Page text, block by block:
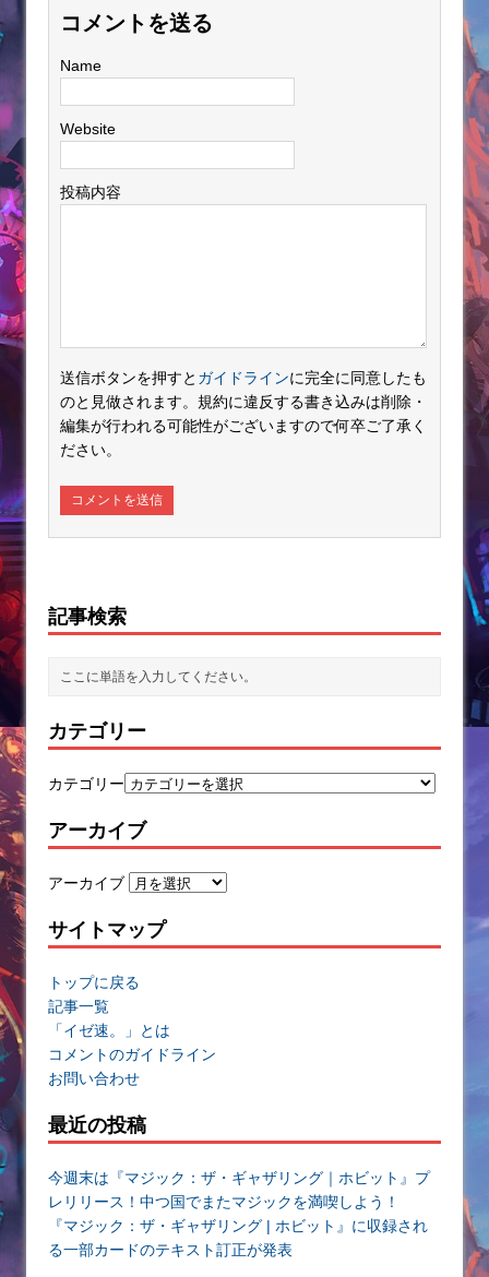
コメントを送る
Name
Website
投稿内容
送信ボタンを押すと ガイドラインに完全に同意したも
のと見做されます。規約に違反する書き込みは削除・
編集が行われる可能性がございますので何卒ご了承く
ださい。
記事検索
カテゴリー
カテゴリー
アーカイブ
アーカイブ
サイトマップ
トップに戻る
記事一覧
「イゼ速。」とは
コメントのガイドライン
お問い合わせ
最近の投稿
今週末は『マジック：ザ・ギャザリング｜ホビット』プ
レリリース！中つ国でまたマジックを満喫しよう！
『マジック：ザ・ギャザリング | ホビット』に収録され
る一部カードのテキスト訂正が発表